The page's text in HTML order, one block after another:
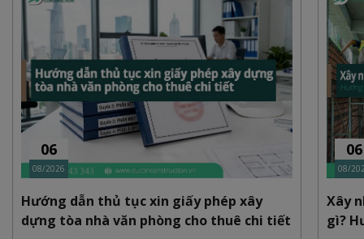
06
08/2026
Hướng dẫn thủ tục xin giấy phép xây
dựng tòa nhà văn phòng cho thuê chi tiết
06
08/
Xây
gì?